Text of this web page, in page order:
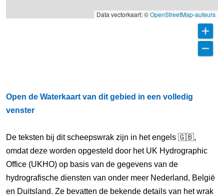
Data vectorkaart: ©OpenStreetMap-auteurs
Open de Waterkaart van dit gebied in een volledig
venster
De teksten bij dit scheepswrak zijn in het engels 🇬🇧,
omdat deze worden opgesteld door het UK Hydrographic
Office (UKHO) op basis van de gegevens van de
hydrografische diensten van onder meer Nederland, België
en Duitsland. Ze bevatten de bekende details van het wrak